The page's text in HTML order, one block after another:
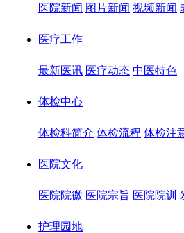
医院新闻 图片新闻 视频新闻
医疗工作
最新医讯 医疗动态 中医特色
体检中心
体检科简介 体检流程 体检注
医院文化
医院院徽 医院宗旨 医院院训
护理园地